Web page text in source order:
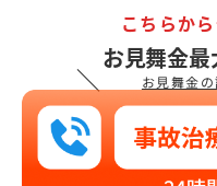
＼
こちらか
お見舞金最
お見舞金